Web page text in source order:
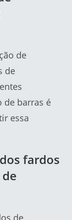
de
de
de barras é
essa
fardos